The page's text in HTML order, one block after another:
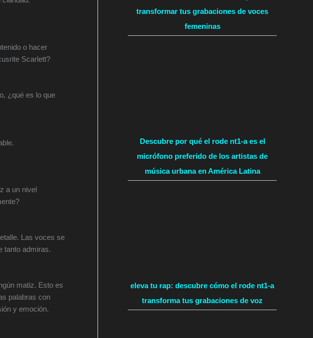
o hacer
Scarlett?
¿qué es lo que
a un nivel
Las voces se
tanto admiras.
matiz. Esto es
palabras con
y emoción.
transformar tus grabaciones de voces
femeninas
Descubre por qué el rode nt1-a es el
micrófono preferido de los artistas de
música urbana en América Latina
eleva tu rap: descubre cómo el rode nt1-a
transforma tus grabaciones de voz